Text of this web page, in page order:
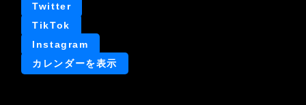
Twitter
TikTok
Instagram
カレンダーを表示